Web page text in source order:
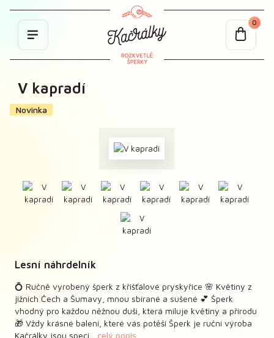
0
V kapradí
Novinka
Lesní náhrdelník
💍 Ručně vyrobený šperk z křišťálové pryskyřice 🌸 Květiny z
jižních Čech a Šumavy, mnou sbírané a sušené 💕 Šperk
vhodný pro každou něžnou duši, která miluje květiny a přírodu
🎁 Vždy krásné balení, které vás potěší Šperk je ruční výroba
Kačrálky jsou speci... celý popis